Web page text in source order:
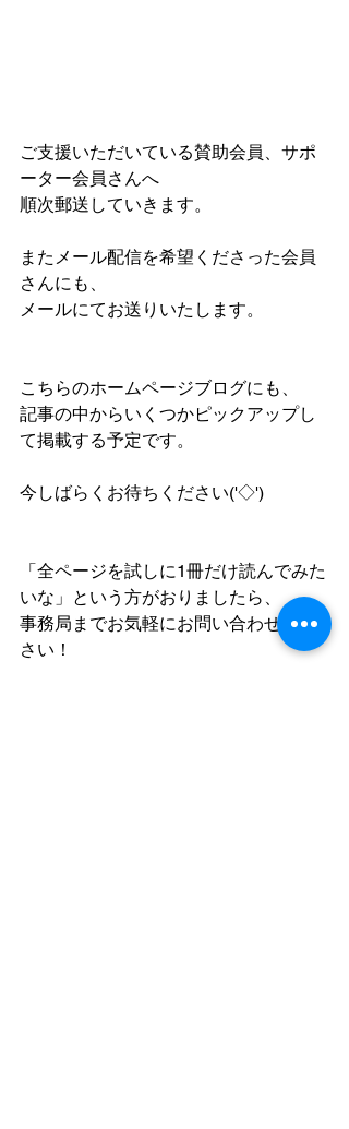
ご支援いただいている賛助会員、サポ
ーター会員さんへ
順次郵送していきます。
またメール配信を希望くださった会員
さんにも、
メールにてお送りいたします。
こちらのホームページブログにも、
記事の中からいくつかピックアップし
て掲載する予定です。
今しばらくお待ちください('◇')ゞ
「全ページを試しに1冊だけ読んでみた
いな」という方がおりましたら、
事務局までお気軽にお問い合わせくだ
さい！